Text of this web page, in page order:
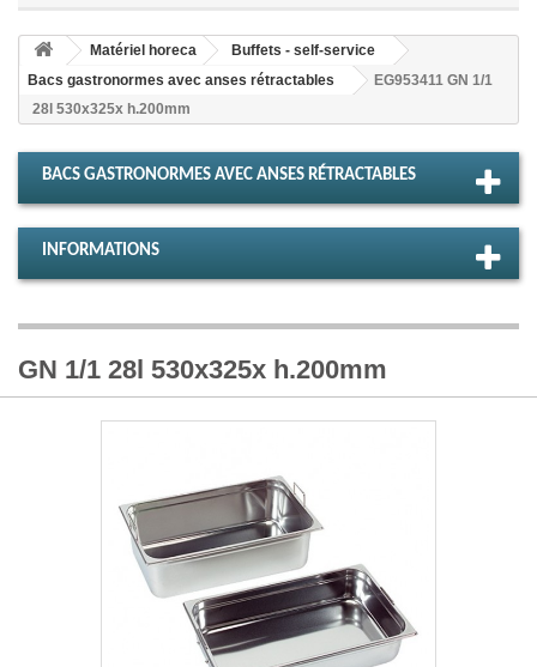
Matériel horeca
Buffets - self-service
Bacs gastronormes avec anses rétractables
EG953411 GN 1/1
28l 530x325x h.200mm
BACS GASTRONORMES AVEC ANSES RÉTRACTABLES
INFORMATIONS
GN 1/1 28l 530x325x h.200mm